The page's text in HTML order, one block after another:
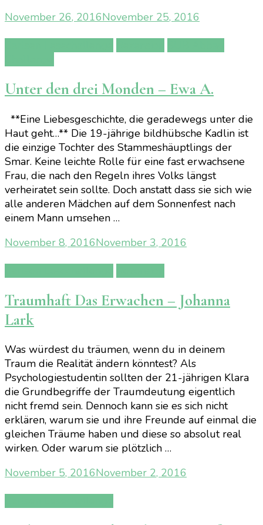
November 26, 2016November 25, 2016
Unter den drei Monden – Ewa A.
**Eine Liebesgeschichte, die geradewegs unter die
Haut geht…** Die 19-jährige bildhübsche Kadlin ist
die einzige Tochter des Stammeshäuptlings der
Smar. Keine leichte Rolle für eine fast erwachsene
Frau, die nach den Regeln ihres Volks längst
verheiratet sein sollte. Doch anstatt dass sie sich wie
alle anderen Mädchen auf dem Sonnenfest nach
einem Mann umsehen …
November 8, 2016November 3, 2016
Traumhaft Das Erwachen – Johanna
Lark
Was würdest du träumen, wenn du in deinem
Traum die Realität ändern könntest? Als
Psychologiestudentin sollten der 21-jährigen Klara
die Grundbegriffe der Traumdeutung eigentlich
nicht fremd sein. Dennoch kann sie es sich nicht
erklären, warum sie und ihre Freunde auf einmal die
gleichen Träume haben und diese so absolut real
wirken. Oder warum sie plötzlich …
November 5, 2016November 2, 2016